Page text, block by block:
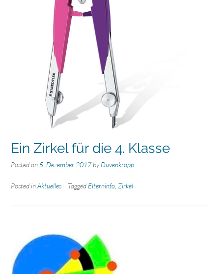
Ein Zirkel für die 4. Klasse
Posted on 5. Dezember 2017byDuvenkropp
Posted inAktuelles Tagged Elterninfo Zirkel